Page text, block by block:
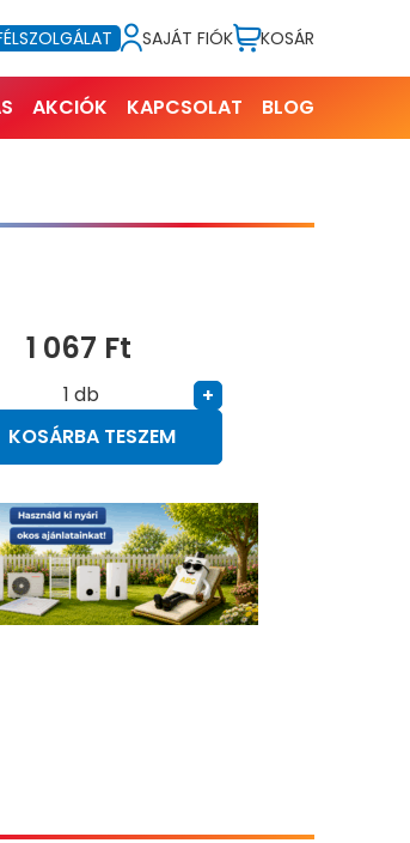
SAJÁT FIÓK KOSÁR
AKCIÓK KAPCSOLAT
BLOG
1 067 Ft
db
+
KOSÁRBA TESZEM